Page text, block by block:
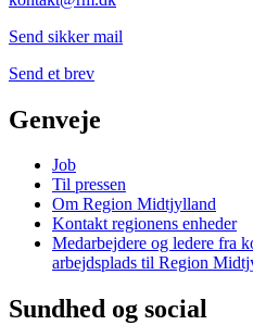
Send sikker mail
Send et brev
Genveje
Job
Til pressen
Om Region Midtjylland
Kontakt regionens enheder
Medarbejdere og ledere fra
arbejdsplads til Region
Sundhed og social